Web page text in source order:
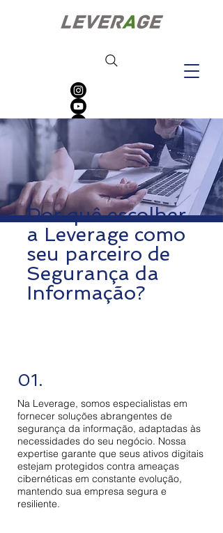
Por quê escolher
a Leverage como
seu parceiro de
Segurança da
Informação?
01.
Na Leverage, somos especialistas em
fornecer soluções abrangentes de
segurança da informação, adaptadas às
necessidades do seu negócio. Nossa
expertise garante que seus ativos digitais
estejam protegidos contra ameaças
cibernéticas em constante evolução,
mantendo sua empresa segura e
resiliente.